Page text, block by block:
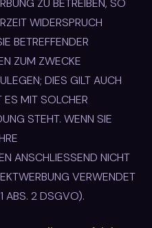
ZU BETREIBEN, SO
WIDERSPRUCH
BETREFFENDER
ZUM ZWECKE
DIES GILT AUCH
ES MIT SOLCHER
STEHT. WENN SIE
ANSCHLIESSEND NICHT
VERWENDET
ABS. 2 DSGVO).